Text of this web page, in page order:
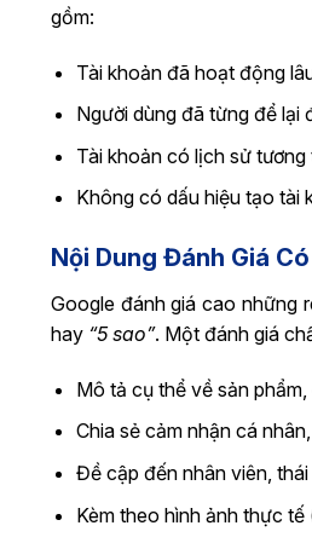
gồm:
Tài khoản đã hoạt động
Người dùng đã từng để lại
Tài khoản có lịch sử
Không có dấu hiệu tạo tài
Nội Dung Đánh Giá
Google đánh giá cao những
hay “5 sao”. Một đánh giá
Mô tả cụ thể về sản
Chia sẻ cảm nhận cá
Đề cập đến nhân viên,
Kèm theo hình ảnh thực